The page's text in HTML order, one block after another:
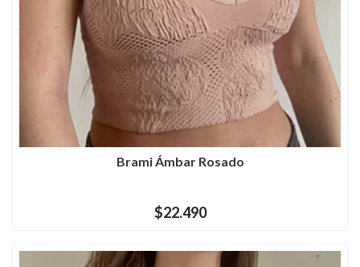
Brami Ámbar Rosado
$22.490